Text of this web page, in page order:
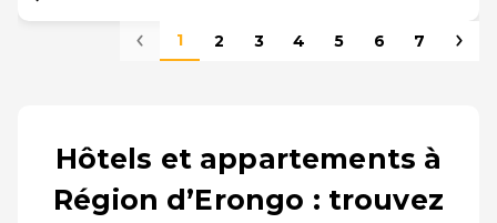
1 2 3 4 5 6 7
Hôtels et appartements à
Région d’Erongo : trouvez